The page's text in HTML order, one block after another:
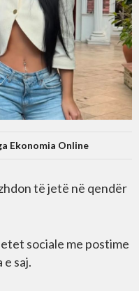
Ekonomia Online
të jetë në qendër
sociale me postime
saj.